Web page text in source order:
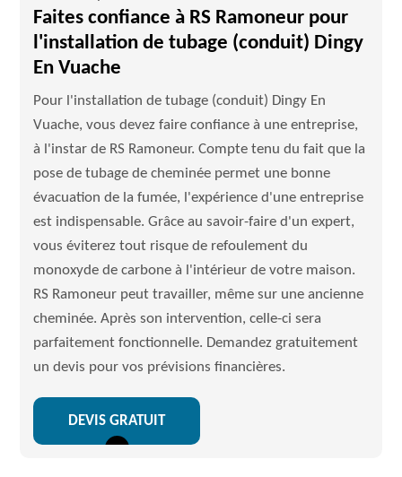
Faites confiance à RS Ramoneur pour
l'installation de tubage (conduit) Dingy
En Vuache
Pour l'installation de tubage (conduit) Dingy En
Vuache, vous devez faire confiance à une entreprise,
à l'instar de RS Ramoneur. Compte tenu du fait que la
pose de tubage de cheminée permet une bonne
évacuation de la fumée, l'expérience d'une entreprise
est indispensable. Grâce au savoir-faire d'un expert,
vous éviterez tout risque de refoulement du
monoxyde de carbone à l'intérieur de votre maison.
RS Ramoneur peut travailler, même sur une ancienne
cheminée. Après son intervention, celle-ci sera
parfaitement fonctionnelle. Demandez gratuitement
un devis pour vos prévisions financières.
DEVIS GRATUIT